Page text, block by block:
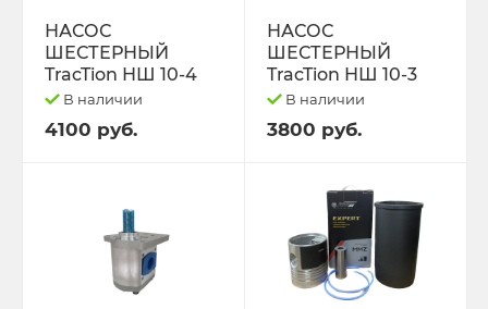
НАСОС
ШЕСТЕРНЫЙ
TracTion НШ 10-4
В наличии
4100 руб.
НАСОС
ШЕСТЕРНЫЙ
TracTion НШ 10-3
В наличии
3800 руб.
Свободный код
СЕЛЬХОЗ-МАШИНЫ
ТО-49 , ТО-30. ТО-28